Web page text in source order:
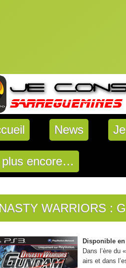
News
plus encore…
WARRIORS :
Disponible
Dans l’ère du
airs et dans